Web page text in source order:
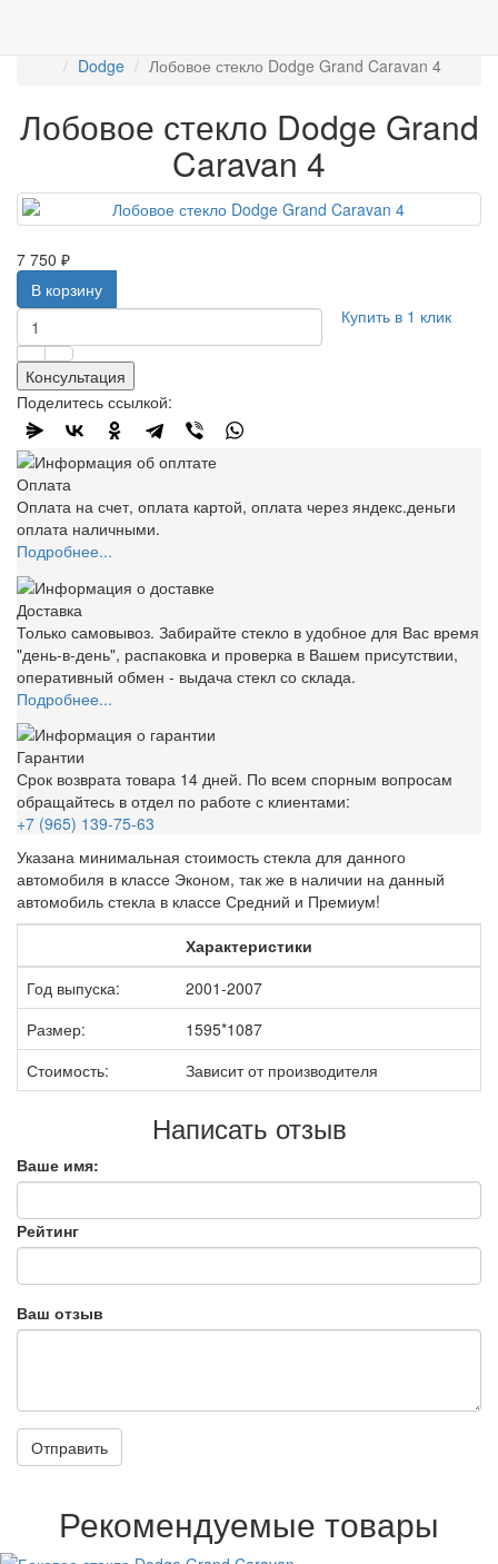
Dodge
Лобовое стекло Dodge Grand Caravan 4
Лобовое стекло Dodge Grand
Caravan 4
7 750 ₽
В корзину
Купить в 1 клик
Консультация
Поделитесь ссылкой:
Оплата
Оплата на счет, оплата картой, оплата через яндекс.деньги
оплата наличными.
Подробнее...
Доставка
Только самовывоз. Забирайте стекло в удобное для Вас время
"день-в-день", распаковка и проверка в Вашем присутствии,
оперативный обмен - выдача стекл со склада.
Подробнее...
Гарантии
Срок возврата товара 14 дней. По всем спорным вопросам
обращайтесь в отдел по работе с клиентами:
+7 (965) 139-75-63
Указана минимальная стоимость стекла для данного
автомобиля в классе Эконом, так же в наличии на данный
автомобиль стекла в классе Средний и Премиум!
Характеристики
Год выпуска:
2001-2007
Размер:
1595*1087
Стоимость:
Зависит от производителя
Написать отзыв
Ваше имя:
Рейтинг
Ваш отзыв
Отправить
Рекомендуемые товары